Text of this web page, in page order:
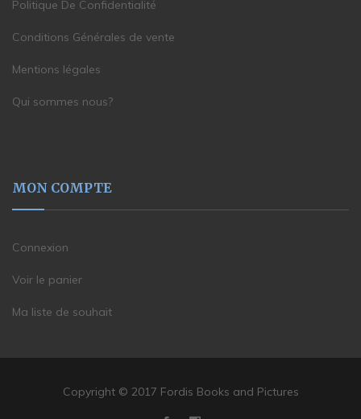
Politique De Confidentialité
Conditions Générales de vente
Mentions légales
Qui sommes nous?
MON COMPTE
Connexion
Voir le panier
Ma liste de souhait
Copyright © 2017 Fordis Books and Pictures